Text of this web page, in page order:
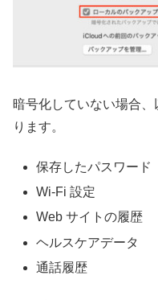
暗号化していない場合
ります。
保存したパスワード
Wi-Fi 設定
Web サイトの履歴
ヘルスケアデータ
通話履歴